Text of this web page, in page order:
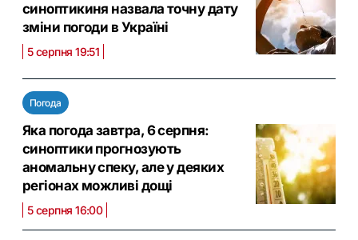
синоптикиня назвала точну дату
зміни погоди в Україні
5 серпня 19:51
Погода
Яка погода завтра, 6 серпня:
синоптики прогнозують
аномальну спеку, але у деяких
регіонах можливі дощі
5 серпня 16:00